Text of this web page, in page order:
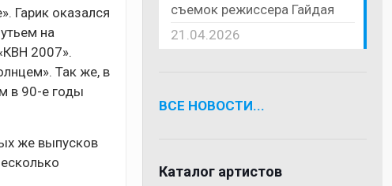
Гарик оказался
на
2007».
Так же, в
в 90-е годы
же выпусков
съемок режиссера Гайдая
21.04.2026
ВСЕ НОВОСТИ...
Каталог артистов